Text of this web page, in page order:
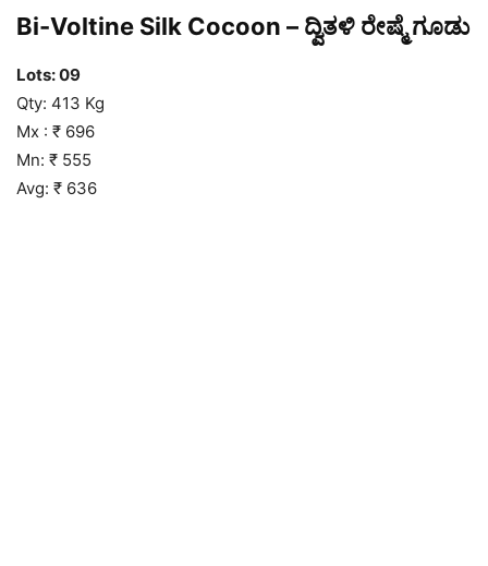
Bi-Voltine Silk Cocoon – ದ್ವಿತಳಿ ರೇಷ್ಮೆ ಗೂಡು
Lots: 09
Qty: 413 Kg
Mx : ₹ 696
Mn: ₹ 555
Avg: ₹ 636